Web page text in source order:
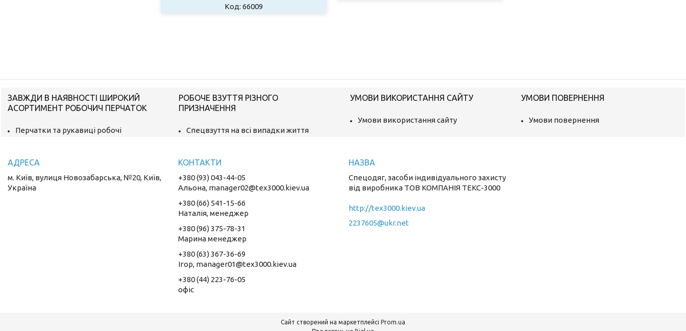
66009
ЗАВЖДИ В НАЯВНОСТІ ШИРОКИЙ
АСОРТИМЕНТ РОБОЧИЧ ПЕРЧАТОК
Перчатки та рукавиці робочі
РОБОЧЕ ВЗУТТЯ РІЗНОГО
ПРИЗНАЧЕННЯ
Спецвзуття на всі випадки життя
УМОВИ ВИКОРИСТАННЯ САЙТУ
Умови використання сайту
УМОВИ ПОВЕРНЕННЯ
Умови повернення
м. Київ, вулиця Новозабарська, №20, Київ,
Україна
+380 (93) 043-44-05
Альона, manager02@tex3000.kiev.ua
+380 (66) 541-15-66
Наталія, менеджер
+380 (96) 375-78-31
Марина менеджер
+380 (63) 367-36-69
Ігор, manager01@tex3000.kiev.ua
+380 (44) 223-76-05
oфіс
Спецодяг, засоби індивідуального захисту
від виробника ТОВ КОМПАНІЯ ТЕКС-3000
http://tex3000.kiev.ua
2237605@ukr.net
Сайт створений на маркетплейсі Prom.ua